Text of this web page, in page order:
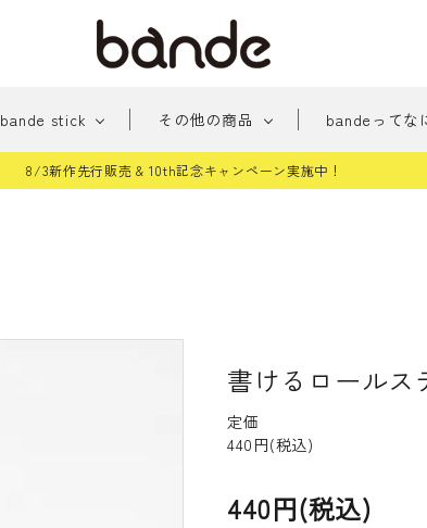
bande stick その他の商品 bandeってな
8/3新作先行販売 & 10th記念キャンペーン実施中！
書けるロールス
定価
440円(税込)
440円(税込)